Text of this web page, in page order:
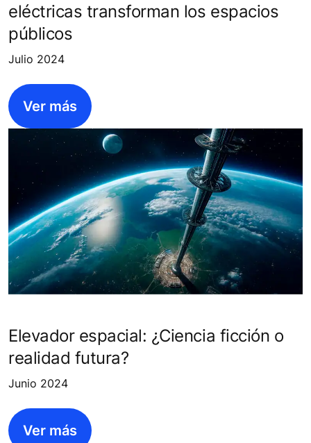
eléctricas transforman los espacios
públicos
Julio 2024
Ver más
Elevador espacial: ¿Ciencia ficción o
realidad futura?
Junio 2024
Ver más